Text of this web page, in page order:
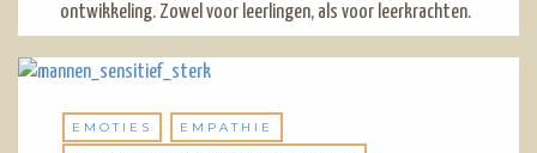
ontwikkeling. Zowel voor leerlingen, als voor leerkrachten.
EMOTIES
EMPATHIE